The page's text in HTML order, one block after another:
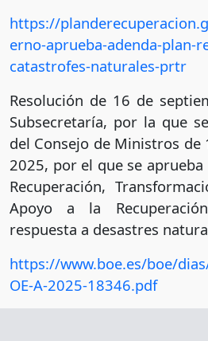
https://
erno-aprueba-adenda-plan-
catastrofes-naturales-prtr
Resolución de 16 de
Subsecretaría, por la que
del Consejo de Ministros de
2025, por el que se aprueba
Recuperación,
Apoyo a la
respuesta a desastres
https://www.boe.es/boe/
OE-A-2025-18346.pdf